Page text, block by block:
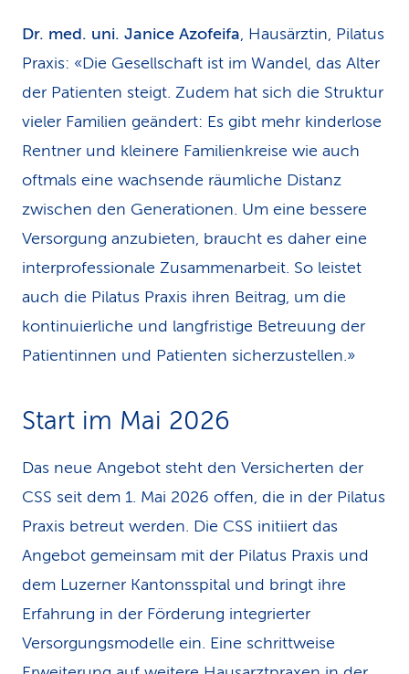
Dr. med. uni. Janice Azofeifa, Hausärztin, Pilatus
Praxis: «Die Gesellschaft ist im Wandel, das Alter
der Patienten steigt. Zudem hat sich die Struktur
vieler Familien geändert: Es gibt mehr kinderlose
Rentner und kleinere Familienkreise wie auch
oftmals eine wachsende räumliche Distanz
zwischen den Generationen. Um eine bessere
Versorgung anzubieten, braucht es daher eine
interprofessionale Zusammenarbeit. So leistet
auch die Pilatus Praxis ihren Beitrag, um die
kontinuierliche und langfristige Betreuung der
Patientinnen und Patienten sicherzustellen.»
Start im Mai 2026
Das neue Angebot steht den Versicherten der
CSS seit dem 1. Mai 2026 offen, die in der Pilatus
Praxis betreut werden. Die CSS initiiert das
Angebot gemeinsam mit der Pilatus Praxis und
dem Luzerner Kantonsspital und bringt ihre
Erfahrung in der Förderung integrierter
Versorgungsmodelle ein. Eine schrittweise